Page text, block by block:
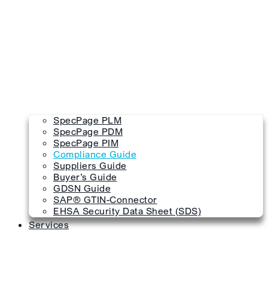
SpecPage PLM
SpecPage PDM
SpecPage PIM
Compliance Guide
Suppliers Guide
Buyer’s Guide
GDSN Guide
SAP® GTIN-Connector
EHSA Security Data Sheet (SDS)
Services